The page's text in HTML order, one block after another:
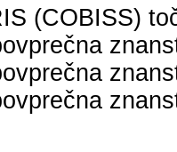
(COBISS)